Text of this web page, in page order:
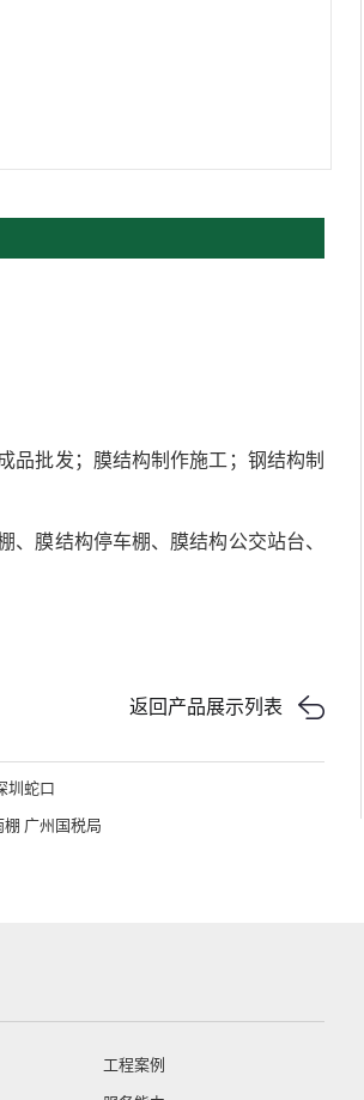
品批发；膜结构制作施工；钢结构制
膜结构停车棚、膜结构公交站台、
返回产品展示列表
圳蛇口
广州国税局
工程案例